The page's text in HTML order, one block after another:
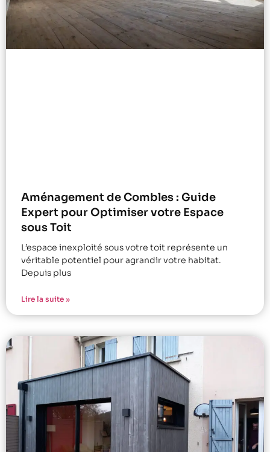
Aménagement de Combles : Guide
Expert pour Optimiser votre Espace
sous Toit
L’espace inexploité sous votre toit représente un
véritable potentiel pour agrandir votre habitat.
Depuis plus
Lire la suite »